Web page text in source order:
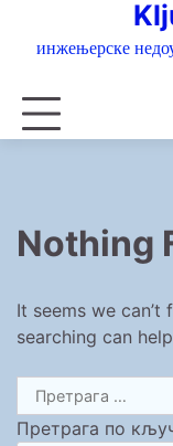
инжењерске
Nothing
It seems we can’t
searching can
Претрага
за:
Претрага по